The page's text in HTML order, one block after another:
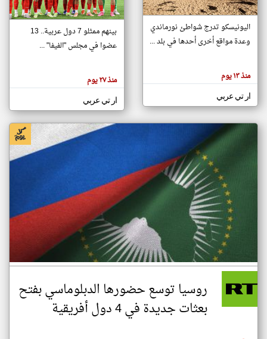
تغيير الدولة
اخبار جزر القمر على مدار الساعة
أهم اخبار جزر القمر العاجلة والمباشرة
هنا عن
وجهة
كاتبيها.
اليونيسكو تدرج شواطئ نورماندي
وعدة مواقع أخرى أحدها في بلد ...
منذ ١٣ يوم
ار تي عربي
بينهم ممثلو 7 دول عربية.. 13
عضوا في مجلس "الفيفا" ...
منذ ٢٧ يوم
ار تي عربي
روسيا توسع حضورها الدبلوماسي بفتح
بعثات جديدة في 4 دول أفريقية
klyoum.com